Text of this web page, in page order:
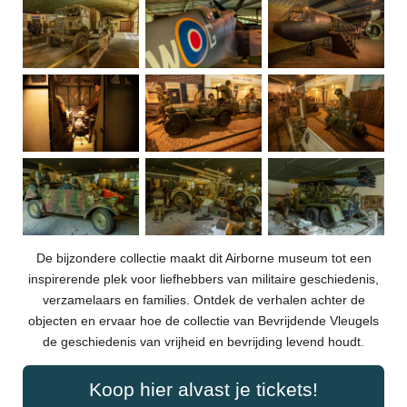
De bijzondere collectie maakt dit Airborne museum tot een
inspirerende plek voor liefhebbers van militaire geschiedenis,
verzamelaars en families. Ontdek de verhalen achter de
objecten en ervaar hoe de collectie van Bevrijdende Vleugels
de geschiedenis van vrijheid en bevrijding levend houdt.
Koop hier alvast je tickets!